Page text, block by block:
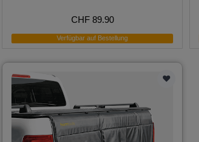
CHF 89.90
Verfügbar auf Bestellung